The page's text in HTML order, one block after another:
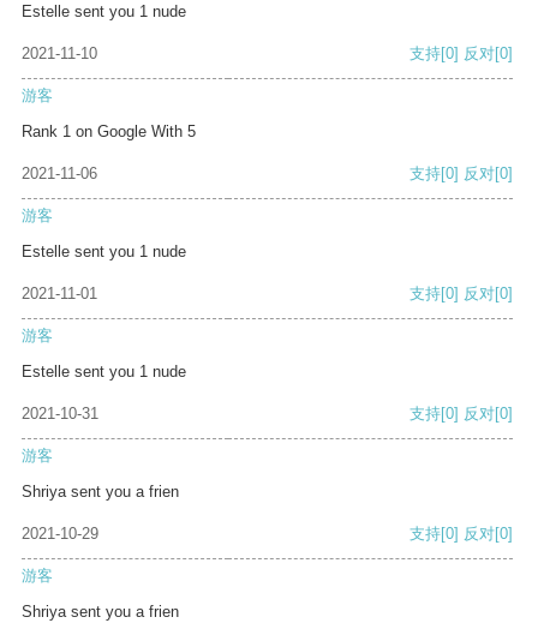
Estelle sent you 1 nude
2021-11-10 支持[0] 反对[0]
游客
Rank 1 on Google With 5
2021-11-06 支持[0] 反对[0]
游客
Estelle sent you 1 nude
2021-11-01 支持[0] 反对[0]
游客
Estelle sent you 1 nude
2021-10-31 支持[0] 反对[0]
游客
Shriya sent you a frien
2021-10-29 支持[0] 反对[0]
游客
Shriya sent you a frien